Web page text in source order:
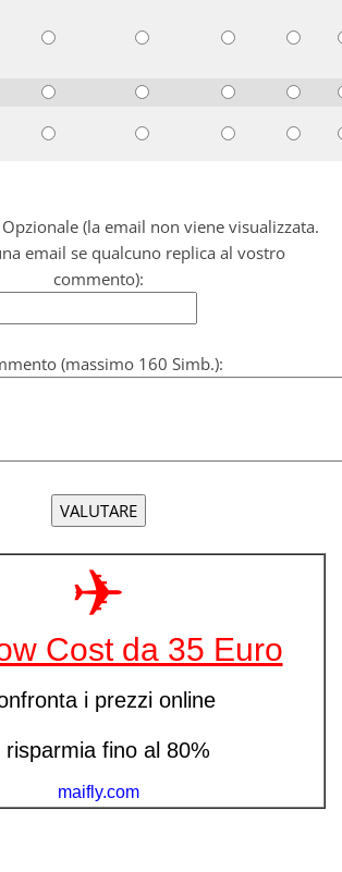
(la email non viene visualizzata.
email se qualcuno replica al vostro
commento):
(massimo 160 Simb.):